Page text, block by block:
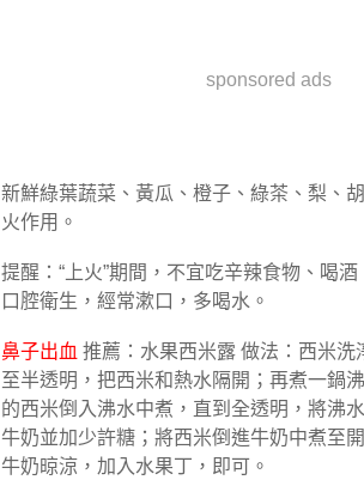
sponsored ads
新鮮綠葉蔬菜、黃瓜、橙子、綠茶、梨、
火作用。
提醒：“上火”期間，不宜吃辛辣食物、喝
口腔衛生，經常漱口，多喝水。
鼻子出血 推薦：水果西米露 做法：西米洗
至半透明，把西米和熱水隔開；再煮一鍋
的西米倒入沸水中煮，直到全透明，將沸
牛奶並加少許糖；將西米倒進牛奶中煮至
牛奶晾涼，加入水果丁，即可。